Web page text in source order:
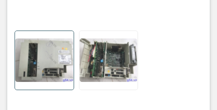
Máy tiện CNC (Lathes): Với khả năng xử lý nhanh và chính xác, bộ
điều khiển này phù hợp cho các máy tiện CNC, giúp tối ưu hóa quá
trình sản xuất.
Máy cắt CNC (Cutting Machines): FCA64-B cũng được sử dụng
trong các máy cắt CNC, đảm bảo độ chính xác cao trong quá trình